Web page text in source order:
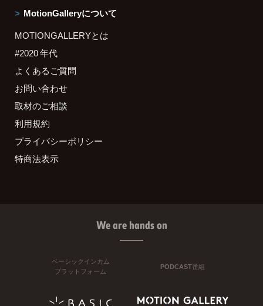
MotionGalleryについて
MOTIONGALLERYとは
#2020 年代
よくあるご質問
お問い合わせ
取材のご相談
利用規約
プライバシーポリシー
特商法表示
We are hands on
ベーシックインカム
プラットフォーム
PODCAST番組